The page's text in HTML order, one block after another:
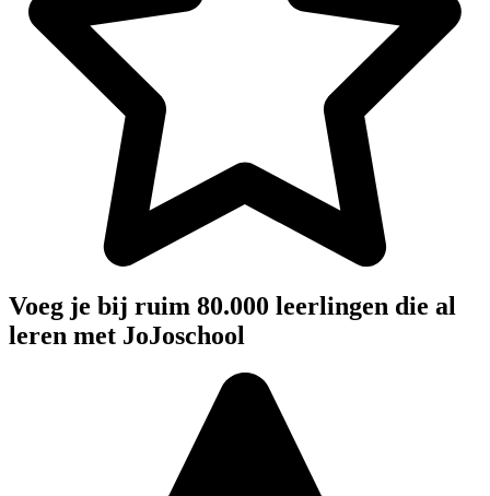
Voeg je bij ruim 80.000 leerlingen die al
leren met JoJoschool